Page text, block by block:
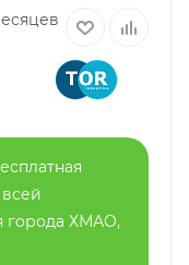
города ХМАО,